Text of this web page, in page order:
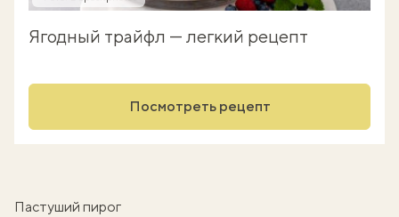
Ягодный трайфл — легкий рецепт
Посмотреть рецепт
Пастуший пирог